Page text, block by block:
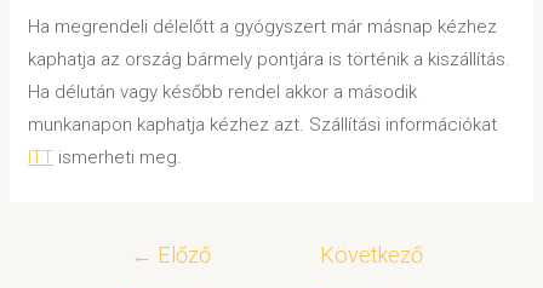
Ha megrendeli délelőtt a gyógyszert már másnap kézhez
kaphatja az ország bármely pontjára is történik a kiszállítás.
Ha délután vagy később rendel akkor a második
munkanapon kaphatja kézhez azt. Szállítási információkat
ITT ismerheti meg.
← Előző
Következő